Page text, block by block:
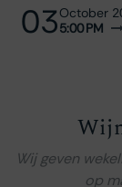
03October
5:00 PM
Wij geven
op